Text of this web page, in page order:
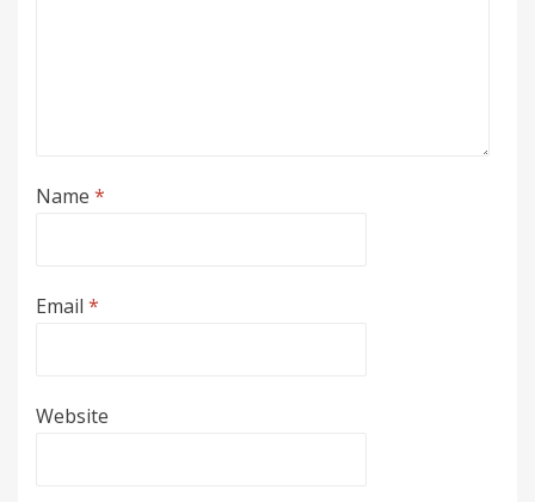
Name *
Email *
Website